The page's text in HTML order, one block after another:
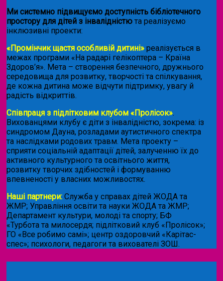
Ми системно підвищуємо доступність бібліотечного
простору для дітей з інвалідністю та реалізуємо
інклюзивні проекти:
«Промінчик щастя особливій дитині» реалізується в
межах програми «На радарі гелікоптера – Країна
Здоров’я». Мета – створення безпечного, дружнього
середовища для розвитку, творчості та спілкування,
де кожна дитина може відчути підтримку, увагу й
радість відкриттів.
Співпраця з підлітковим клубом «Пролісок».
Вихованцями клубу є діти з інвалідністю, зокрема: із
синдромом Дауна, розладами аутистичного спектра
та наслідками родових травм. Мета проекту –
сприяти соціальній адаптації дітей, залученню їх до
активного культурного та освітнього життя,
розвитку творчих здібностей і формуванню
впевненості у власних можливостях.
Наші партнери: Служба у справах дітей ЖОДА та
ЖМР; Управління освіти та науки ЖОДА та ЖМР;
Департамент культури, молоді та спорту; БФ
«Турбота та милосердя; підлітковий клуб «Пролісок»;
ГО «Все робимо самі»; центр оздоровчий «Карітас-
спес»; психологи, педагоги та вихователі ЗОШ.